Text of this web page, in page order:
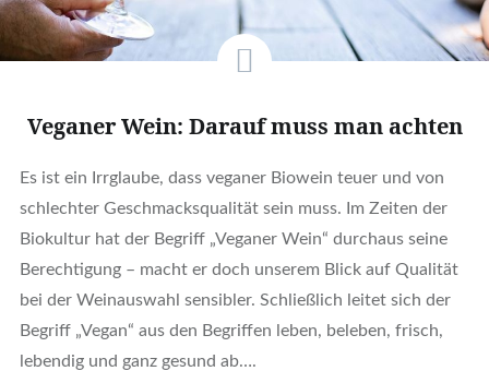
Veganer Wein: Darauf muss man achten
Es ist ein Irrglaube, dass veganer Biowein teuer und von
schlechter Geschmacksqualität sein muss. Im Zeiten der
Biokultur hat der Begriff „Veganer Wein“ durchaus seine
Berechtigung – macht er doch unserem Blick auf Qualität
bei der Weinauswahl sensibler. Schließlich leitet sich der
Begriff „Vegan“ aus den Begriffen leben, beleben, frisch,
lebendig und ganz gesund ab….